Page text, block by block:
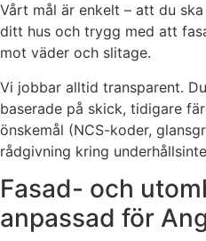
Vårt mål är enkelt – att du
ditt hus och trygg med att
mot väder och slitage.
Vi jobbar alltid transparent.
baserade på skick, tidigare
önskemål (NCS-koder,
rådgivning kring
Fasad- och
anpassad för